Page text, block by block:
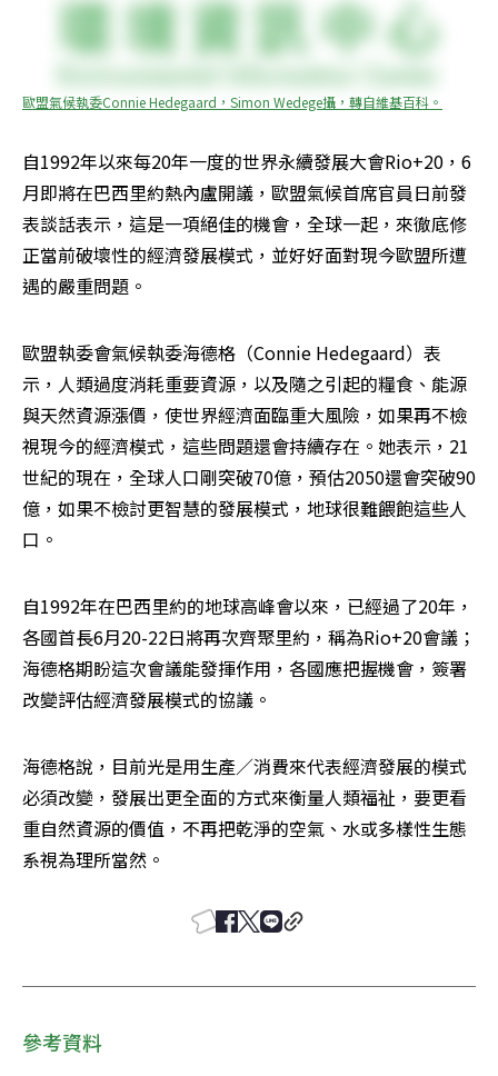
歐盟氣候執委Connie Hedegaard，Simon Wedege攝，轉自維基百科。
自1992年以來每20年一度的世界永續發展大會Rio+20，6
月即將在巴西里約熱內盧開議，歐盟氣候首席官員日前發
表談話表示，這是一項絕佳的機會，全球一起，來徹底修
正當前破壞性的經濟發展模式，並好好面對現今歐盟所遭
遇的嚴重問題。
歐盟執委會氣候執委海德格（Connie Hedegaard）表
示，人類過度消耗重要資源，以及隨之引起的糧食、能源
與天然資源漲價，使世界經濟面臨重大風險，如果再不檢
視現今的經濟模式，這些問題還會持續存在。她表示，21
世紀的現在，全球人口剛突破70億，預估2050還會突破90
億，如果不檢討更智慧的發展模式，地球很難餵飽這些人
口。
自1992年在巴西里約的地球高峰會以來，已經過了20年，
各國首長6月20-22日將再次齊聚里約，稱為Rio+20會議；
海德格期盼這次會議能發揮作用，各國應把握機會，簽署
改變評估經濟發展模式的協議。
海德格說，目前光是用生產／消費來代表經濟發展的模式
必須改變，發展出更全面的方式來衡量人類福祉，要更看
重自然資源的價值，不再把乾淨的空氣、水或多樣性生態
系視為理所當然。
參考資料